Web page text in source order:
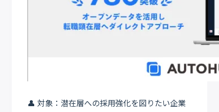
👤 対象：潜在層への採用強化を図りたい企業